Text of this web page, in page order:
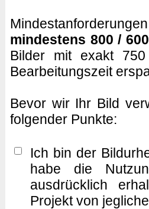
mindestens 800 /
Bilder mit exakt
Bearbeitungszeit
Bevor wir Ihr Bild
folgender Punkte:
Ich bin der
habe die
ausdrücklich
Projekt von